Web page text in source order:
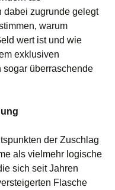
dabei zugrunde gelegt
warum
wert ist und wie
exklusiven
sogar überraschende
der Zuschlag
als vielmehr logische
sich seit Jahren
Flasche